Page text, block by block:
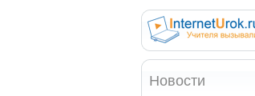
Новости